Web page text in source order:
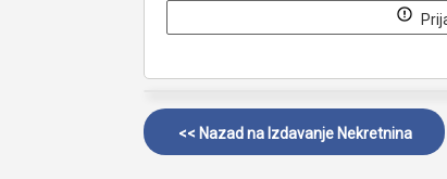
<< Nazad na Izdavanje Nekretnina